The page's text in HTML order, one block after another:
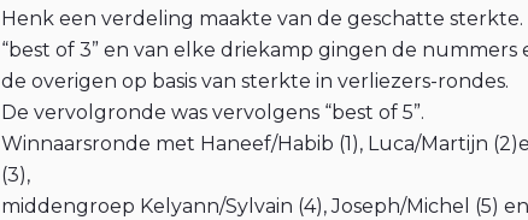
Henk een verdeling maakte van de geschatte sterkte.
“best of 3” en van elke driekamp gingen de nummers
de overigen op basis van sterkte in verliezers-rondes.
De vervolgronde was vervolgens “best of 5”.
Winnaarsronde met Haneef/Habib (1), Luca/Martijn
(3),
middengroep Kelyann/Sylvain (4), Joseph/Michel (5)